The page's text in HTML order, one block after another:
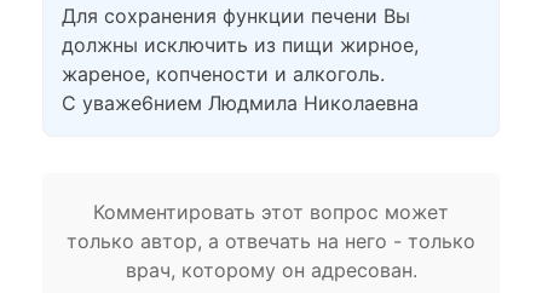
Для сохранения функции печени Вы
должны исключить из пищи жирное,
жареное, копчености и алкоголь.
С уваже6нием Людмила Николаевна
Комментировать этот вопрос может
только автор, а отвечать на него - только
врач, которому он адресован.